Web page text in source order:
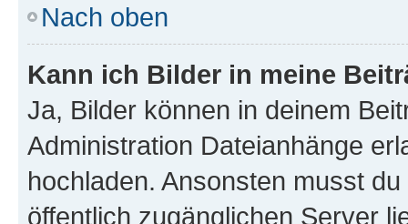
Nach oben
Kann ich Bilder in meine
Ja, Bilder können in deinem
Administration Dateianhänge
hochladen. Ansonsten musst
öffentlich zugänglichen Server